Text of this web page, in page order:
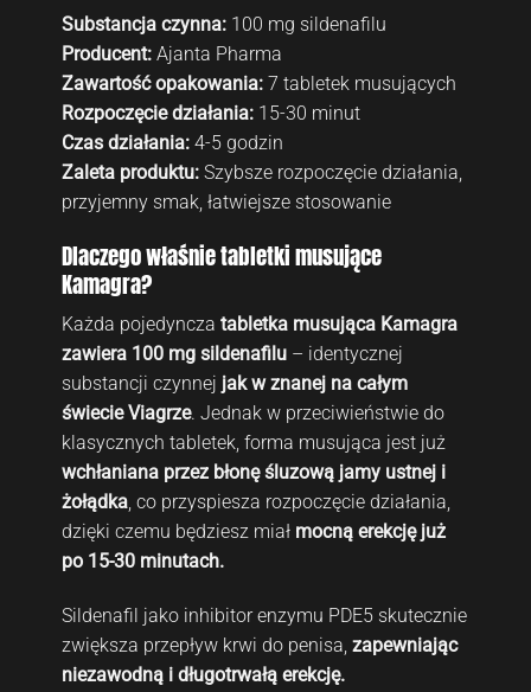
Substancja czynna:100 mg sildenafilu
Producent:Ajanta Pharma
Zawartość opakowania:7 tabletek musujących
Rozpoczęcie działania:15-30 minut
Czas działania:4-5 godzin
Zaleta produktu:Szybsze rozpoczęcie działania,
przyjemny smak, łatwiejsze stosowanie
Dlaczego właśnie tabletki musujące
Kamagra?
Każda pojedyncza tabletka musująca Kamagra
zawiera 100 mg sildenafilu– identycznej
substancji czynnej jak w znanej na całym
świecie Viagrze. Jednak w przeciwieństwie do
klasycznych tabletek, forma musująca jest już
wchłaniana przez błonę śluzową jamy ustnej i
żołądka, co przyspiesza rozpoczęcie działania,
dzięki czemu będziesz miał mocną erekcję już
po 15-30 minutach.
Sildenafil jako inhibitor enzymu PDE5 skutecznie
zwiększa przepływ krwi do penisa, zapewniając
niezawodną i długotrwałą erekcję.